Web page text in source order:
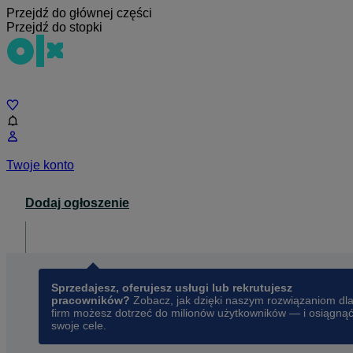
Przejdź do głównej części
Przejdź do stopki
Twoje konto
Dodaj ogłoszenie
Sprzedajesz, oferujesz usługi lub rekrutujesz
pracowników? Zobacz, jak dzięki naszym rozwiązaniom dla
firm możesz dotrzeć do milionów użytkowników — i osiągnąć
swoje cele.